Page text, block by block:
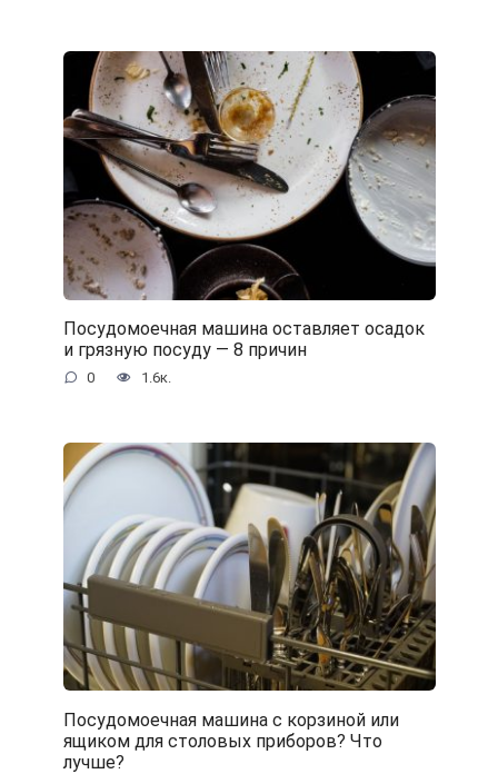
Посудомоечная машина оставляет осадок
и грязную посуду — 8 причин
0 1.6к.
Посудомоечная машина с корзиной или
ящиком для столовых приборов? Что
лучше?